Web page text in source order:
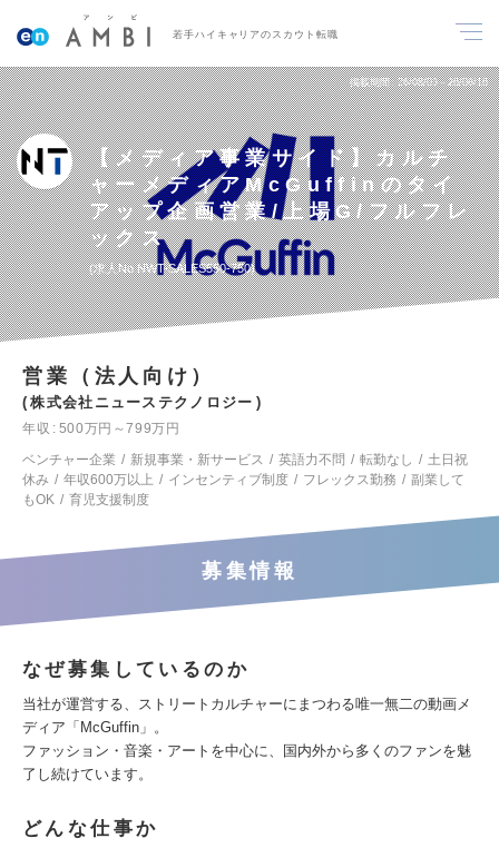
若手ハイキャリアのスカウト転職
掲載期間 26/08/03～26/08/16
【メディア事業サイド】カルチ
ャーメディアMcGuffinのタイ
アップ企画営業/上場G/フルフレ
ックス
求人No.NWT-SALES550-750
営業（法人向け）
株式会社ニューステクノロジー
年収
500万円～799万円
ベンチャー企業
新規事業・新サービス 英語力不問 転勤なし
土日祝
休み
年収600万以上 インセンティブ制度 フレックス勤務
副業して
もOK
育児支援制度
募集情報
なぜ募集しているのか
当社が運営する、ストリートカルチャーにまつわる唯一無二の動画メ
ディア「McGuffin」。
ファッション・音楽・アートを中心に、国内外から多くのファンを魅
了し続けています。
どんな仕事か